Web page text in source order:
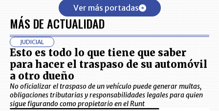
Ver más portadas
MÁS DE ACTUALIDAD
JUDICIAL
Esto es todo lo que tiene que saber
para hacer el traspaso de su automóvil
a otro dueño
No oficializar el traspaso de un vehículo puede generar multas,
obligaciones tributarias y responsabilidades legales para quien
sigue figurando como propietario en el Runt